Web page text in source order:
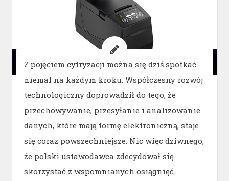
Z pojęciem cyfryzacji można się dziś spotkać
niemal na każdym kroku. Współczesny rozwój
technologiczny doprowadził do tego, że
przechowywanie, przesyłanie i analizowanie
danych, które mają formę elektroniczną, staje
się coraz powszechniejsze. Nic więc dziwnego,
że polski ustawodawca zdecydował się
skorzystać z wspomnianych osiągnięć